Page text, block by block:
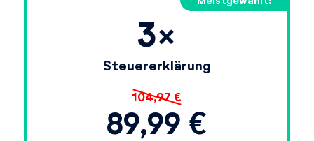
3×
Steuererklärung
104,97 €
89,99 €